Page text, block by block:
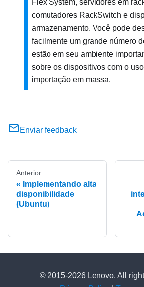
Flex System, servidores em
comutadores RackSwitch e
armazenamento. Você pode
facilmente um grande número
estão em seu ambiente
sobre os dispositivos com o
importação em massa.
Enviar feedback
Anterior
Implementando alta
disponibilidade
(Ubuntu)
© 2015-2026 Lenovo. All